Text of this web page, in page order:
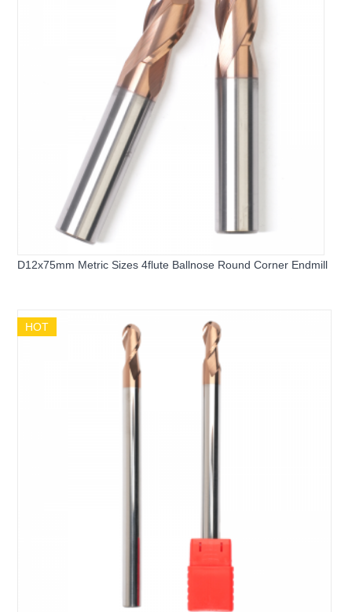
D12x75mm Metric Sizes 4flute Ballnose Round Corner Endmill
HOT